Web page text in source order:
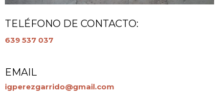
TELÉFONO DE CONTACTO:
639 537 037
EMAIL
igperezgarrido@gmail.com